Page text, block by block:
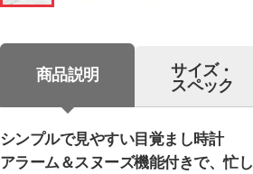
商品説明 サイズ・
スペック
シンプルで見やすい目覚まし時計
アラーム＆スヌーズ機能付きで、忙